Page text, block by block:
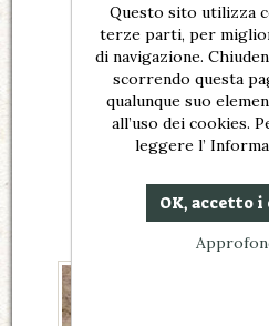
Amaretti di
Amaretti di
Questo sito utilizza
terze parti, per
di navigazione.
scorrendo questa
qualunque suo
all’uso dei cookies.
leggere l’
OK, accetto